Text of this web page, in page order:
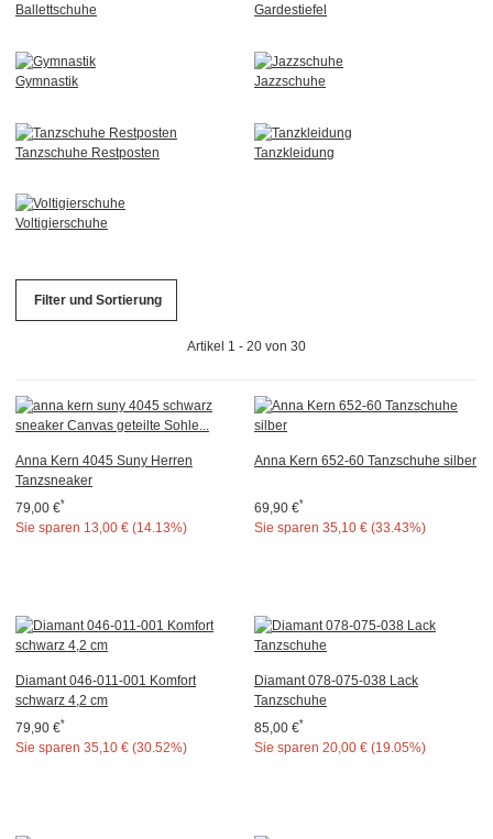
Ballettschuhe Gardestiefel
Gymnastik Jazzschuhe
Tanzschuhe Restposten Tanzkleidung
Voltigierschuhe
Filter und Sortierung
Artikel 1 - 20 von 30
Anna Kern 4045 Suny Herren
Tanzsneaker
79,00 €*
Sie sparen 13,00 € (14.13%)
Anna Kern 652-60 Tanzschuhe silber
69,90 €*
Sie sparen 35,10 € (33.43%)
Diamant 046-011-001 Komfort
schwarz 4,2 cm
79,90 €*
Sie sparen 35,10 € (30.52%)
Diamant 078-075-038 Lack
Tanzschuhe
85,00 €*
Sie sparen 20,00 € (19.05%)